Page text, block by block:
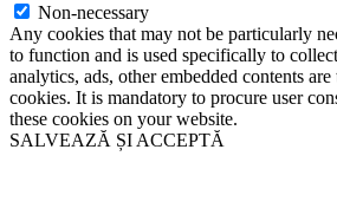
Non-necessary
Any cookies that may not be particularly
to function and is used specifically to
analytics, ads, other embedded contents
cookies. It is mandatory to procure user
these cookies on your website.
SALVEAZĂ ȘI ACCEPTĂ